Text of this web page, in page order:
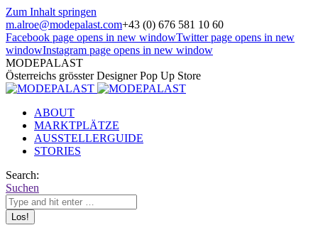
Zum Inhalt springen
m.alroe@modepalast.com+43 (0) 676 581 10 60
Facebook page opens in new windowTwitter page opens in new
windowInstagram page opens in new window
MODEPALAST
Österreichs grösster Designer Pop Up Store
ABOUT
MARKTPLÄTZE
AUSSTELLERGUIDE
STORIES
Search:
Suchen